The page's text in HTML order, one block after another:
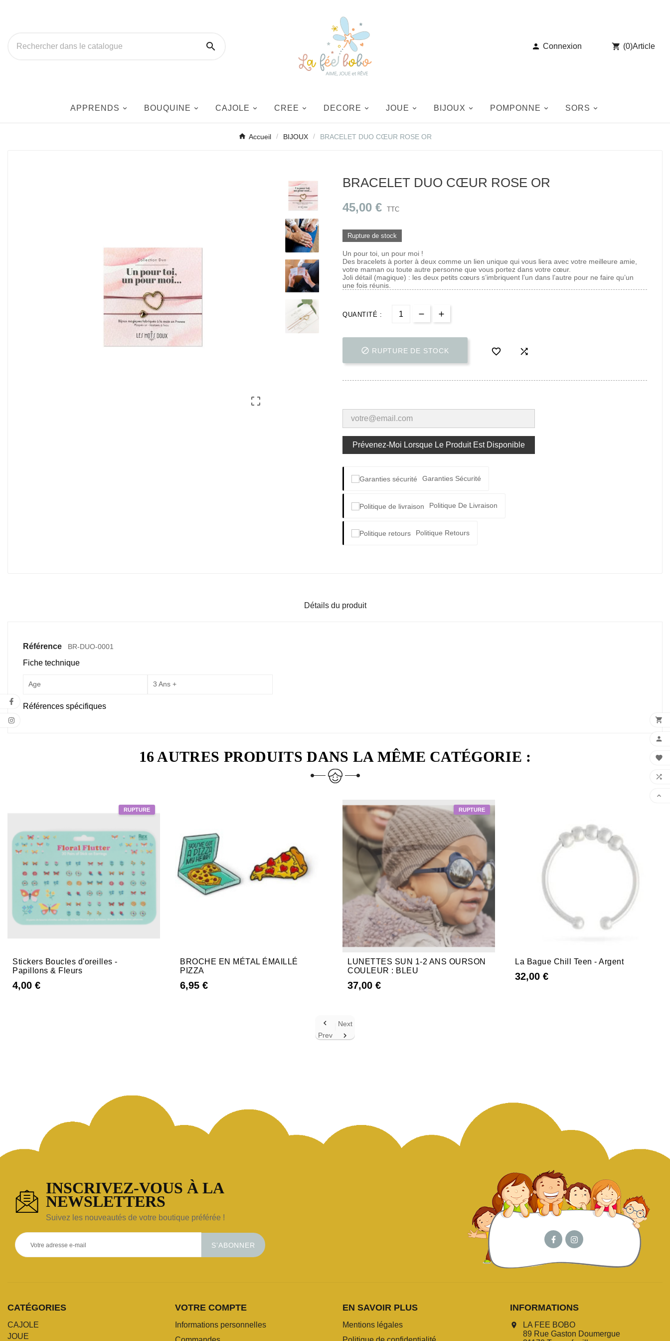
  Connexion  (0)Article
APPRENDS BOUQUINE CAJOLE CREE DECORE JOUE BIJOUX POMPONNE SORS
Accueil BIJOUX BRACELET DUO CŒUR ROSE OR

BRACELET DUO CŒUR ROSE OR
45,00 € TTC
Rupture de stock
Un pour toi, un pour moi !
Des bracelets à porter à deux comme un lien unique qui vous liera avec votre meilleure amie,
votre maman ou toute autre personne que vous portez dans votre cœur.
Joli détail (magique) : les deux petits cœurs s’imbriquent l’un dans l’autre pour ne faire qu’un
une fois réunis.
QUANTITÉ :
 RUPTURE DE STOCK  
Prévenez-Moi Lorsque Le Produit Est Disponible
Garanties Sécurité
Politique De Livraison
Politique Retours
Détails du produit
Référence BR-DUO-0001
Fiche technique
Age 3 Ans +
Références spécifiques
16 AUTRES PRODUITS DANS LA MÊME CATÉGORIE :
Stickers Boucles d'oreilles -
Papillons & Fleurs
4,00 €
BROCHE EN MÉTAL ÉMAILLÉ
PIZZA
6,95 €
LUNETTES SUN 1-2 ANS OURSON
COULEUR : BLEU
37,00 €
La Bague Chill Teen - Argent
32,00 €

Prev
Next

INSCRIVEZ-VOUS À LA
NEWSLETTERS
Suivez les nouveautés de votre boutique préférée !
S’ABONNER
CATÉGORIES
CAJOLE
JOUE
VOTRE COMPTE
Informations personnelles
EN SAVOIR PLUS
Mentions légales
INFORMATIONS
location_on
LA FEE BOBO
89 Rue Gaston Doumergue




